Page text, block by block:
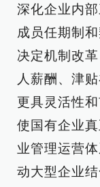
深化企业内
成员任期制
决定机制改
人薪酬、津
更具灵活性
使国有企业
业管理运营
动大型企业